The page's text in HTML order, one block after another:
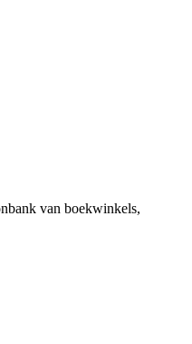
van boekwinkels,